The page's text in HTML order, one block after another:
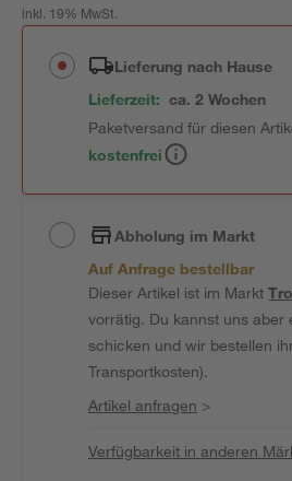
inkl. 19% MwSt.
Lieferung nach Hause
Lieferzeit: ca. 2 Wochen
Paketversand für diesen
kostenfrei
Abholung im Markt
Auf Anfrage bestellbar
Dieser Artikel ist im Markt
vorrätig. Du kannst uns aber
schicken und wir bestellen
Transportkosten).
Artikel anfragen >
Verfügbarkeit in anderen